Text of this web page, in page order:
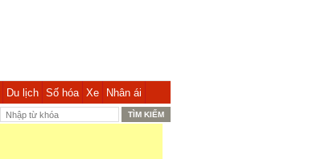
Du lịch Số hóa Xe Nhân ái